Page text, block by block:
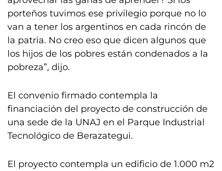
porteños tuvimos ese privilegio porque no lo
van a tener los argentinos en cada rincón de
la patria. No creo eso que dicen algunos que
los hijos de los pobres están condenados a la
pobreza”, dijo.
El convenio firmado contempla la
financiación del proyecto de construcción de
una sede de la UNAJ en el Parque Industrial
Tecnológico de Berazategui.
El proyecto contempla un edificio de 1.000 m2